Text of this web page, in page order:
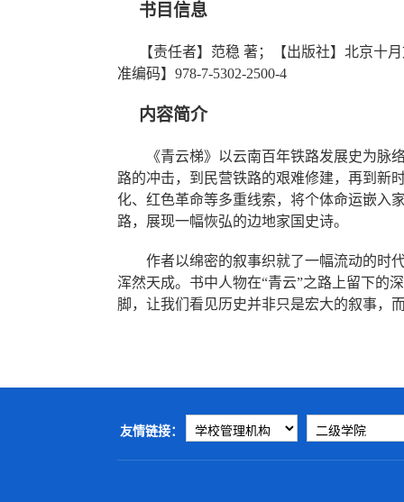
书目信息
【责任者】 范稳 著； 【出版社】 北京十
准编码】 978-7-5302-2500-4
内容简介
《青云梯》以云南百年铁路发展史为脉
路的冲击，到民营铁路的艰难修建，再到新
化、红色革命等多重线索，将个体命运嵌入
路，展现一幅恢弘的边地家国史诗。
作者以绵密的叙事织就了一幅流动的时
浑然天成。书中人物在“青云”之路上留下的
脚，让我们看见历史并非只是宏大的叙事，
友情链接：